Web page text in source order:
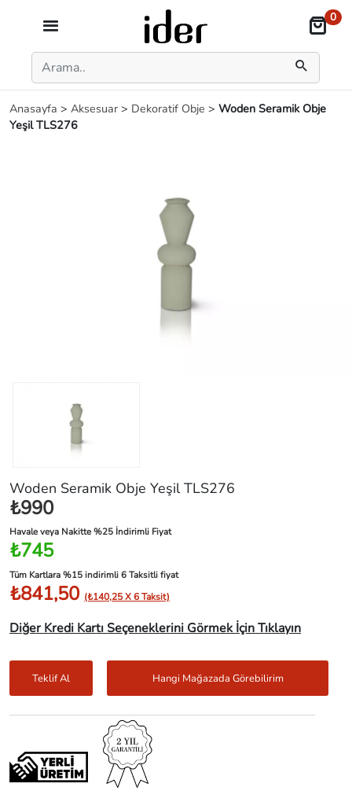
0
Anasayfa > Aksesuar > Dekoratif Obje > Woden Seramik Obje
Yeşil TLS276
Woden Seramik Obje Yeşil TLS276
₺990
Havale veya Nakitte %25 İndirimli Fiyat
₺745
Tüm Kartlara %15 indirimli 6 Taksitli fiyat
₺841,50 (₺140,25 X 6 Taksit)
Diğer Kredi Kartı Seçeneklerini Görmek İçin Tıklayın
Teklif Al Hangi Mağazada Görebilirim